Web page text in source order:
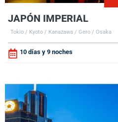
JAPÓN IMPERIAL
Tokio / Kyoto / Kanazawa / Gero / Osaka
10 días y 9 noches